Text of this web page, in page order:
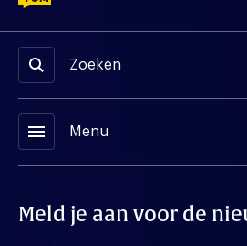
Zoeken
menu Menu
Meld je aan voor de